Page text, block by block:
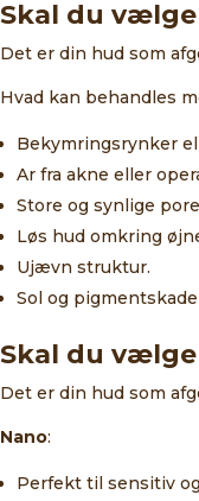
Skal du
Det er din hud som
Hvad kan behandles
Bekymringsrynker
Ar fra akne eller
Store og synlige
Løs hud omkring
Ujævn struktur.
Sol og
Skal du
Det er din hud som
Nano:
Perfekt til sensitiv